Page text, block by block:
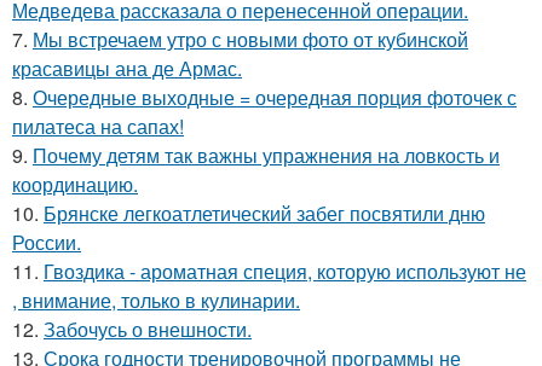
Медведева рассказала о перенесенной операции.
7. Мы встречаем утро с новыми фото от кубинской
красавицы ана де Армас.
8. Очередные выходные = очередная порция фоточек с
пилатеса на сапах!
9. Почему детям так важны упражнения на ловкость и
координацию.
10. Брянске легкоатлетический забег посвятили дню
России.
11. Гвоздика - ароматная специя, которую используют не
, внимание, только в кулинарии.
12. Забочусь о внешности.
13. Срока годности тренировочной программы не